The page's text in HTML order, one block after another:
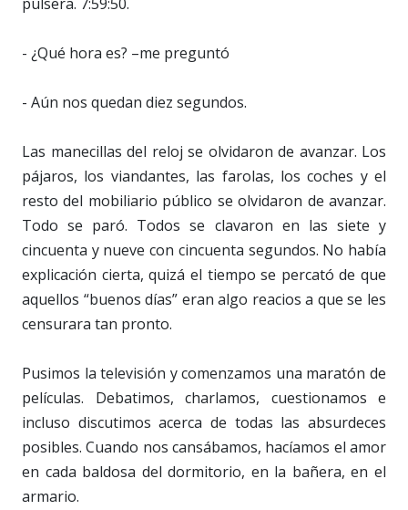
- ¿Qué hora es? –me preguntó
- Aún nos quedan diez segundos.
Las manecillas del reloj se olvidaron de avanzar. Los
pájaros, los viandantes, las farolas, los coches y el
resto del mobiliario público se olvidaron de avanzar.
Todo se paró. Todos se clavaron en las siete y
cincuenta y nueve con cincuenta segundos. No había
explicación cierta, quizá el tiempo se percató de que
aquellos “buenos días” eran algo reacios a que se les
censurara tan pronto.
Pusimos la televisión y comenzamos una maratón de
películas. Debatimos, charlamos, cuestionamos e
incluso discutimos acerca de todas las absurdeces
posibles. Cuando nos cansábamos, hacíamos el amor
en cada baldosa del dormitorio, en la bañera, en el
armario.